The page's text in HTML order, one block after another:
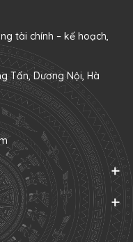
tài chính – kế hoạch,
Tấn, Dương Nội, Hà